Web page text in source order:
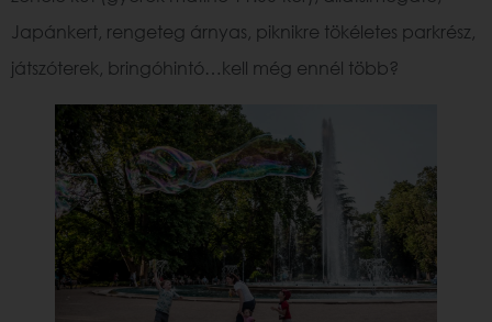
Japánkert, rengeteg árnyas, piknikre tökéletes parkrész,
játszóterek, bringóhintó…kell még ennél több?